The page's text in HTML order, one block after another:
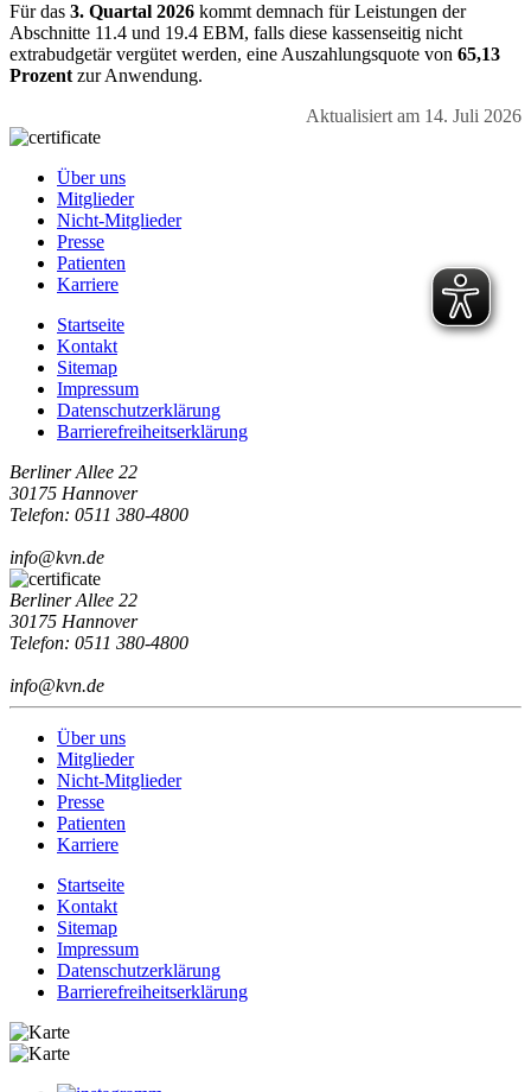
Für das 3. Quartal 2026 kommt demnach für Leistungen der
Abschnitte 11.4 und 19.4 EBM, falls diese kassenseitig nicht
extrabudgetär vergütet werden, eine Auszahlungsquote von 65,13
Prozentzur Anwendung.
Aktualisiert am 14. Juli 2026
Über uns
Mitglieder
Nicht-Mitglieder
Presse
Patienten
Karriere
Startseite
Kontakt
Sitemap
Impressum
Datenschutzerklärung
Barrierefreiheitserklärung
Berliner Allee 22
30175 Hannover
Telefon: 0511 380-4800
info@kvn.de
Berliner Allee 22
30175 Hannover
Telefon: 0511 380-4800
info@kvn.de
Über uns
Mitglieder
Nicht-Mitglieder
Presse
Patienten
Karriere
Startseite
Kontakt
Sitemap
Impressum
Datenschutzerklärung
Barrierefreiheitserklärung